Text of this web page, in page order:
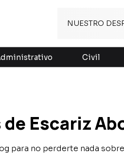
NUESTRO
Civil
Escariz
para no perderte nada